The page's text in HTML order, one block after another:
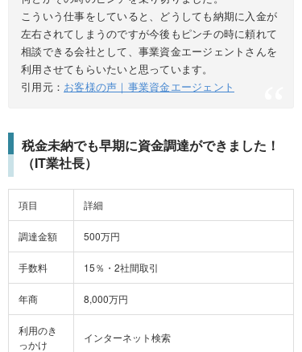
こういう仕事をしていると、どうしても納期に入金が
左右されてしまうのですが今後もピンチの時に頼れて
相談できる会社として、事業資金エージェントさんを
利用させてもらいたいと思っています。
引用元： お客様の声｜事業資金エージェント
税金未納でも早期に資金調達ができました！
（IT業社長）
項目 詳細
調達金額 500万円
手数料 15％・2社間取引
年商 8,000万円
利用のき
っかけ
インターネット検索